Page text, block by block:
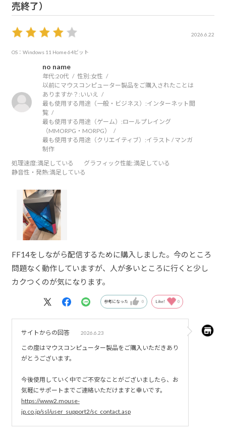
売終了）
2026.6.22
OS：Windows 11 Home 64ビット
no name
年代:20代 性別:女性
以前にマウスコンピューター製品をご購入されたことは
ありますか？: いいえ
最も使用する用途（一般・ビジネス）:インターネット閲
覧
最も使用する用途（ゲーム）:ロールプレイング
（MMORPG・MORPG）
最も使用する用途（クリエイティブ）:イラスト / マンガ
制作
処理速度:満足している グラフィック性能:満足している
静音性・発熱:満足している
FF14をしながら配信するために購入しました。今のところ
問題なく動作していますが、人が多いところに行くと少し
カクつくのが気になります。
参考になった 0 Like! 0
サイトからの回答 2026.6.23
この度はマウスコンピューター製品をご購入いただきあり
がとうございます。
今後使用していく中でご不安なことがございましたら、お
気軽にサポートまでご連絡いただけますと幸いです。
https://www2.mouse-
jp.co.jp/ssl/user_support2/sc_contact.asp